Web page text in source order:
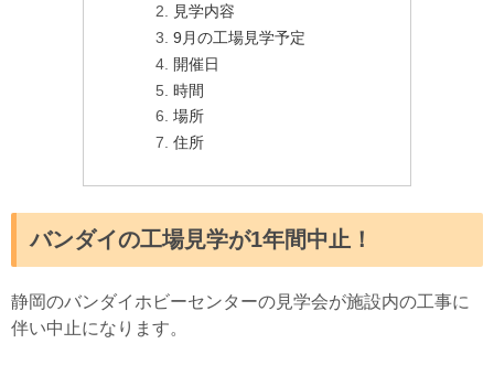
見学内容
9月の工場見学予定
開催日
時間
場所
住所
バンダイの工場見学が1年間中止！
静岡のバンダイホビーセンターの見学会が施設内の工事に
伴い中止になります。